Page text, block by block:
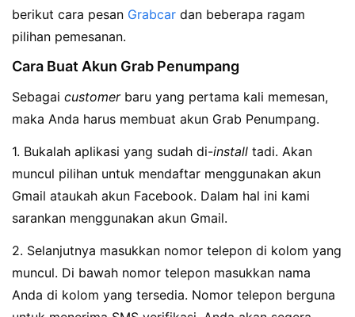
berikut cara pesan Grabcar dan beberapa ragam
pilihan pemesanan.
Cara Buat Akun Grab Penumpang
Sebagai customerbaru yang pertama kali memesan,
maka Anda harus membuat akun Grab Penumpang.
1. Bukalah aplikasi yang sudah di-install tadi. Akan
muncul pilihan untuk mendaftar menggunakan akun
Gmail ataukah akun Facebook. Dalam hal ini kami
sarankan menggunakan akun Gmail.
2. Selanjutnya masukkan nomor telepon di kolom yang
muncul. Di bawah nomor telepon masukkan nama
Anda di kolom yang tersedia. Nomor telepon berguna